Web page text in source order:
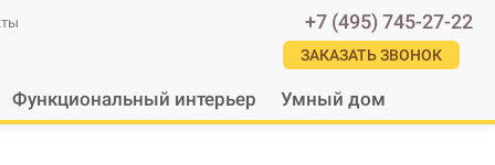
+7 (495) 745-27-22
ЗАКАЗАТЬ ЗВОНОК
Функциональный интерьер Умный дом